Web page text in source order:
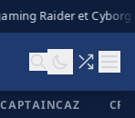
Raider et Cyborg
CAPTAINCAZ